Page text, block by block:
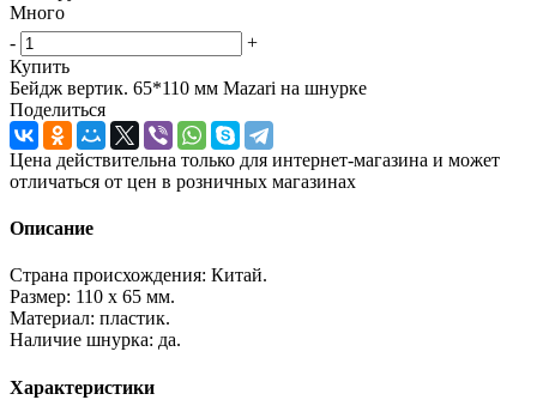
Много
-
+
Купить
Бейдж вертик. 65*110 мм Mazari на шнурке
Поделиться
Цена действительна только для интернет-магазина и может
отличаться от цен в розничных магазинах
Описание
Страна происхождения: Китай.
Размер: 110 х 65 мм.
Материал: пластик.
Наличие шнурка: да.
Характеристики